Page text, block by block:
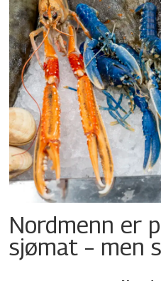
Nordmenn er
sjømat – men